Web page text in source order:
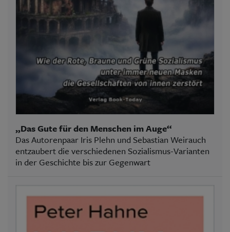
„Das Gute für den Menschen im Auge“
Das Autorenpaar Iris Plehn und Sebastian Weirauch
entzaubert die verschiedenen Sozialismus-Varianten
in der Geschichte bis zur Gegenwart